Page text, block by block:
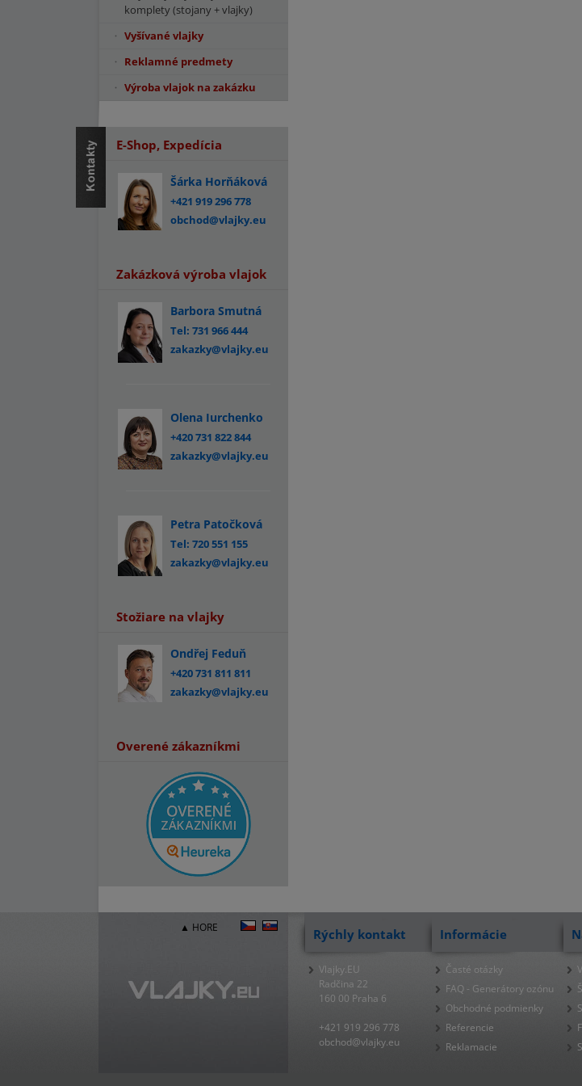
komplety (stojany + vlajky)
Vyšívané vlajky
Reklamné predmety
Výroba vlajok na zakázku
E-Shop, Expedícia
Šárka Horňáková
+421 919 296 778
obchod@vlajky.eu
Zakázková výroba vlajok
Barbora Smutná
Tel: 731 966 444
zakazky@vlajky.eu
Olena Iurchenko
+420 731 822 844
zakazky@vlajky.eu
Petra Patočková
Tel: 720 551 155
zakazky@vlajky.eu
Stožiare na vlajky
Ondřej Feduň
+420 731 811 811
zakazky@vlajky.eu
Overené zákazníkmi
▲ HORE Rýchly kontakt
Vlajky.EU
Radčina 22
160 00 Praha 6
+421 919 296 778
obchod@vlajky.eu
Informácie
Časté otázky
FAQ - Generátory ozónu
Obchodné podmienky
Referencie
Reklamacie